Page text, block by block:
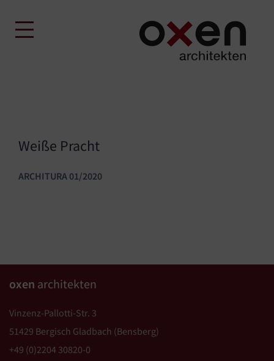
Weiße Pracht
ARCHITURA 01/2020
oxen architekten
Vinzenz-Pallotti-Str. 3
51429 Bergisch Gladbach (Bensberg)
+49 (0)2204 30820-0